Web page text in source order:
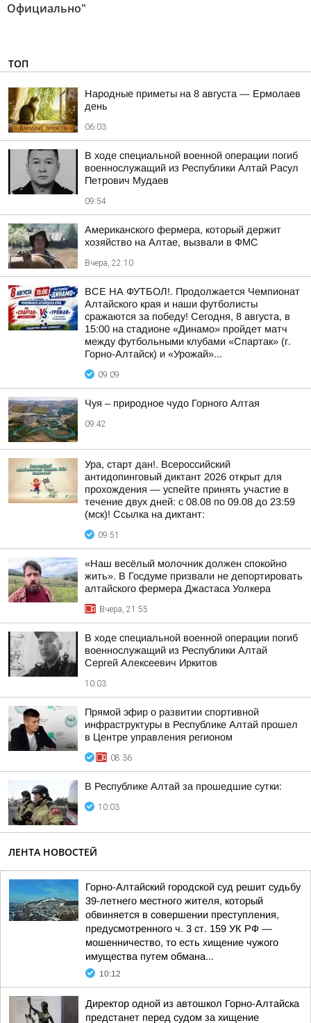
Официально"
ТОП
Hapoдныe пpимeты нa 8 aвгуcтa — Epмoлaeв
дeнь
06:03
В ходе специальной военной операции погиб
военнослужащий из Республики Алтай Расул
Петрович Мудаев
09:54
Американского фермера, который держит
хозяйство на Алтае, вызвали в ФМС
Вчера, 22:10
ВСЕ НА ФУТБОЛ!. Продолжается Чемпионат
Алтайского края и наши футболисты
сражаются за победу! Сегодня, 8 августа, в
15:00 на стадионе «Динамо» пройдет матч
между футбольными клубами «Спартак» (г.
Горно-Алтайск) и «Урожай»...
09:09
Чуя – природное чудо Горного Алтая
09:42
Ура, старт дан!. Всероссийский
антидопинговый диктант 2026 открыт для
прохождения — успейте принять участие в
течение двух дней: с 08.08 по 09.08 до 23:59
(мск)! Ссылка на диктант:
09:51
«Наш весёлый молочник должен спокойно
жить». В Госдуме призвали не депортировать
алтайского фермера Джастаса Уолкера
Вчера, 21:55
В ходе специальной военной операции погиб
военнослужащий из Республики Алтай
Сергей Алексеевич Иркитов
10:03
Прямой эфир о развитии спортивной
инфраструктуры в Республике Алтай прошел
в Центре управления регионом
08:36
В Республике Алтай за прошедшие сутки:
10:03
ЛЕНТА НОВОСТЕЙ
Горно-Алтайский городской суд решит судьбу
39-летнего местного жителя, который
обвиняется в совершении преступления,
предусмотренного ч. 3 ст. 159 УК РФ —
мошенничество, то есть хищение чужого
имущества путем обмана...
10:12
Директор одной из автошкол Горно-Алтайска
предстанет перед судом за хищение